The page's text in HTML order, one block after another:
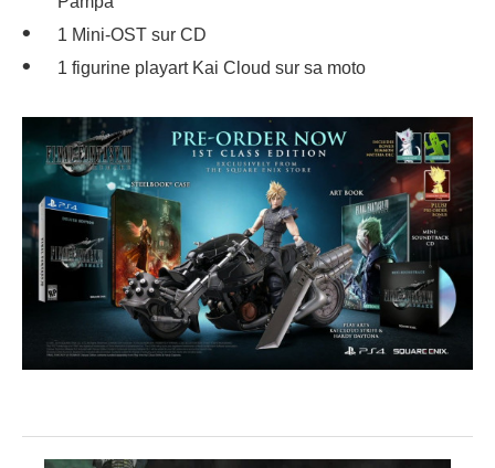
1 Mini-OST sur CD
1 figurine playart Kai Cloud sur sa moto